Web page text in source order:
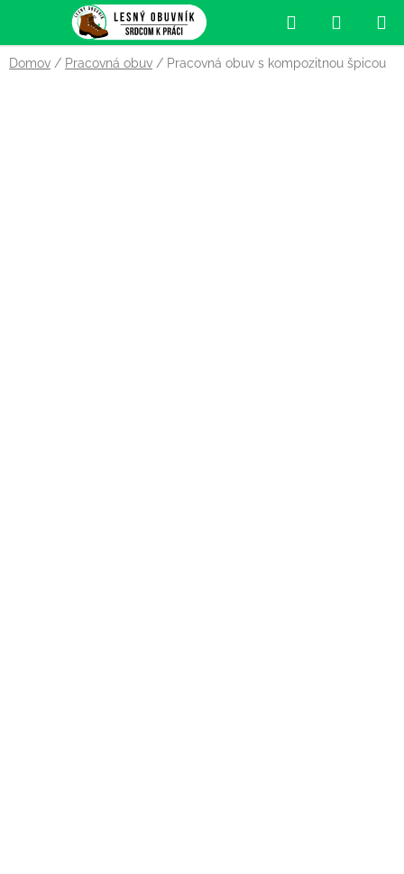
obsah
Hľadať
KOŠÍK
Domov / Pracovná obuv / Pracovná obuv s kompozitnou špicou